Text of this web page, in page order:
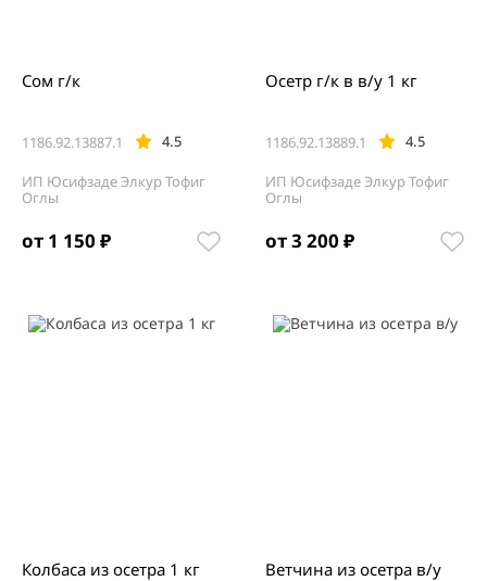
от 1 150 ₽
1186.92.13887.1 4.5
Сом г/к
ИП Юсифзаде Элкур Тофиг
Оглы
от 3 200 ₽
1186.92.13889.1 4.5
Осетр г/к в в/у 1 кг
ИП Юсифзаде Элкур Тофиг
Оглы
Колбаса из осетра 1 кг Ветчина из осетра в/у